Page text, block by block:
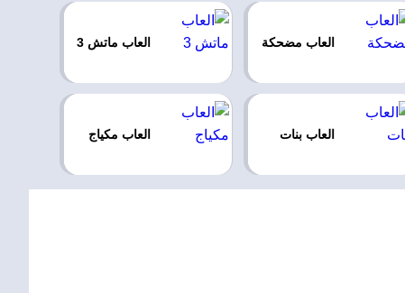
العاب مضحكة العاب ماتش 3
العاب بنات العاب مكياج